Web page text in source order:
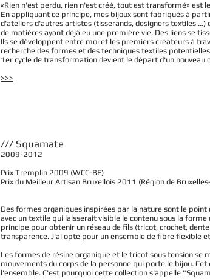
«Rien n'est perdu, rien n'est créé, tout est transformé» est
En appliquant ce principe, mes bijoux sont fabriqués à
d'ateliers d'autres artistes (tisserands, designers textiles
de matières ayant déjà eu une première vie. Des liens se
Ils se développent entre moi et les premiers créateurs à
recherche des formes et des techniques textiles
1er cycle de transformation devient le départ d'un nouveau
>>>
/// Squamate
2009-2012
Prix Tremplin 2009 (WCC-BF)
Prix du Meilleur Artisan Bruxellois 2011 (Région de
Des formes organiques inspirées par la nature sont le
avec un textile qui laisserait visible le contenu sous la
principe pour obtenir un réseau de fils (tricot, crochet,
transparence. J'ai opté pour un ensemble de fibre flexible
Les formes de résine organique et le tricot sous tension
mouvements du corps de la personne qui porte le bijou.
l'ensemble. C'est pourquoi cette collection s'appelle